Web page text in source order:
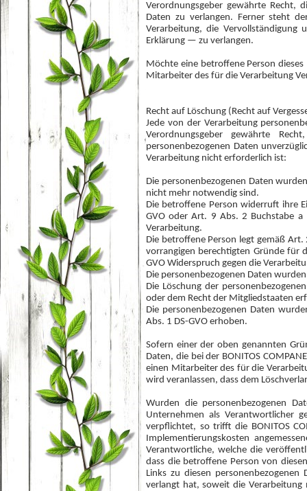
Verordnungsgeber gewährte Recht,
Daten zu verlangen. Ferner steht
Verarbeitung, die Vervollständigung
Erklärung — zu verlangen.
Möchte eine betroffene Person
Mitarbeiter des für die Verarbeitung
Recht auf Löschung (Recht auf
Jede von der Verarbeitung
Verordnungsgeber gewährte
personenbezogenen Daten
Verarbeitung nicht erforderlich ist:
Die personenbezogenen Daten
nicht mehr notwendig sind.
Die betroffene Person widerruft ihre
GVO oder Art. 9 Abs. 2 Buchstabe a
Verarbeitung.
Die betroffene Person legt gemäß Art.
vorrangigen berechtigten Gründe für
GVO Widerspruch gegen die
Die personenbezogenen Daten
Die Löschung der
oder dem Recht der Mitgliedstaaten
Die personenbezogenen Daten
Abs. 1 DS-GVO erhoben.
Sofern einer der oben genannten
Daten, die bei der BONITOS
einen Mitarbeiter des für die
wird veranlassen, dass dem
Wurden die personenbezogenen
Unternehmen als Verantwortlicher
verpflichtet, so trifft die BONITOS
Implementierungskosten
Verantwortliche, welche die
dass die betroffene Person von
Links zu diesen
verlangt hat, soweit die Verarbeitung